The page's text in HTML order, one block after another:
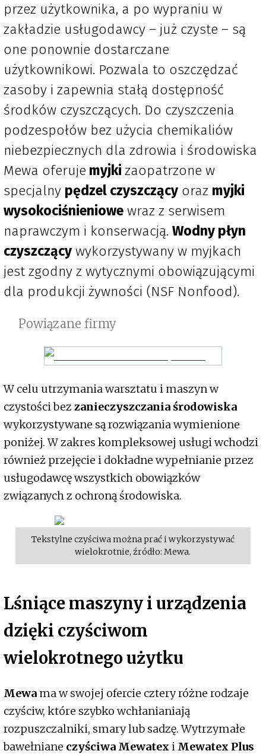
przez użytkownika, a po wypraniu w
zakładzie usługodawcy – już czyste – są
one ponownie dostarczane
użytkownikowi. Pozwala to oszczędzać
zasoby i zapewnia stałą dostępność
środków czyszczących. Do czyszczenia
podzespołów bez użycia chemikaliów
niebezpiecznych dla zdrowia i środowiska
Mewa oferuje myjki zaopatrzone w
specjalny pędzel czyszczący oraz myjki
wysokociśnieniowe wraz z serwisem
naprawczym i konserwacją. Wodny płyn
czyszczący wykorzystywany w myjkach
jest zgodny z wytycznymi obowiązującymi
dla produkcji żywności (NSF Nonfood).
Powiązane firmy
W celu utrzymania warsztatu i maszyn w
czystości bez zanieczyszczania środowiska
wykorzystywane są rozwiązania wymienione
poniżej. W zakres kompleksowej usługi wchodzi
również przejęcie i dokładne wypełnianie przez
usługodawcę wszystkich obowiązków
związanych z ochroną środowiska.
Tekstylne czyściwa można prać i wykorzystywać
wielokrotnie, źródło: Mewa.
Lśniące maszyny i urządzenia
dzięki czyściwom
wielokrotnego użytku
Mewa ma w swojej ofercie cztery różne rodzaje
czyściw, które szybko wchłanianiają
rozpuszczalniki, smary lub sadzę. Wytrzymałe
bawełniane czyściwa Mewatex i Mewatex Plus